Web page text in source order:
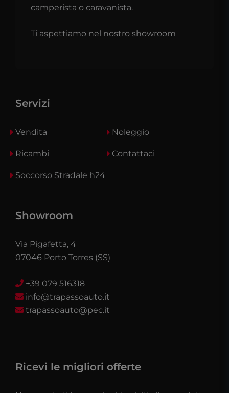
camperista o caravanista.
Ti aspettiamo nel nostro showroom
Servizi
Vendita Noleggio
Ricambi Contattaci
Soccorso Stradale h24
Showroom
Via Pigafetta, 4
07046 Porto Torres (SS)
+39 079 516318
info@trapassoauto.it
trapassoauto@pec.it
Ricevi le migliori offerte